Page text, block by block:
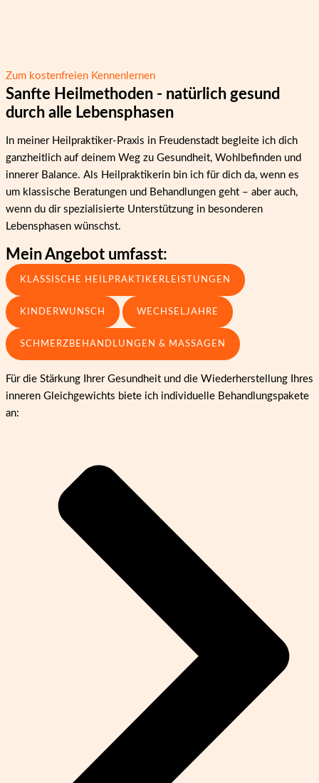
Zum kostenfreien Kennenlernen
Sanfte Heilmethoden - natürlich gesund
durch alle Lebensphasen
In meiner Heilpraktiker-Praxis in Freudenstadt begleite ich dich
ganzheitlich auf deinem Weg zu Gesundheit, Wohlbefinden und
innerer Balance. Als Heilpraktikerin bin ich für dich da, wenn es
um klassische Beratungen und Behandlungen geht – aber auch,
wenn du dir spezialisierte Unterstützung in besonderen
Lebensphasen wünschst.
Mein Angebot umfasst:
KLASSISCHE HEILPRAKTIKERLEISTUNGEN
KINDERWUNSCH WECHSELJAHRE
SCHMERZBEHANDLUNGEN & MASSAGEN
Für die Stärkung Ihrer Gesundheit und die Wiederherstellung Ihres
inneren Gleichgewichts biete ich individuelle Behandlungspakete
an: